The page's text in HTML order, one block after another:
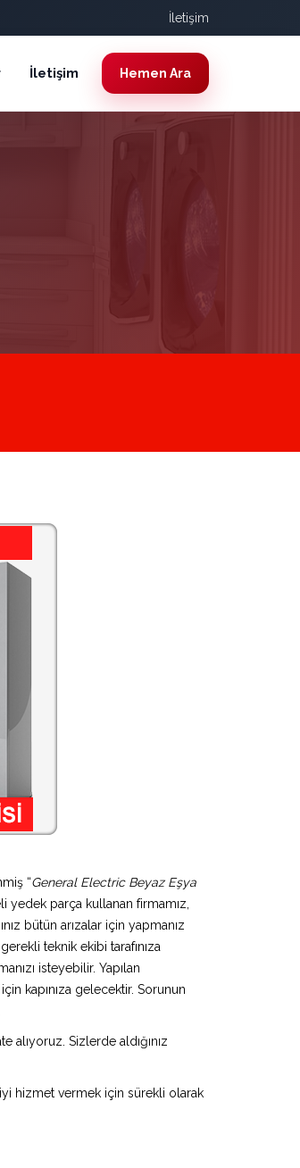
İletişim
İletişim Hemen Ara
“General Electric Beyaz Eşya
yedek parça kullanan firmamız,
bütün arızalar için yapmanız
teknik ekibi tarafınıza
isteyebilir. Yapılan
kapınıza gelecektir. Sorunun
alıyoruz. Sizlerde aldığınız
hizmet vermek için sürekli olarak